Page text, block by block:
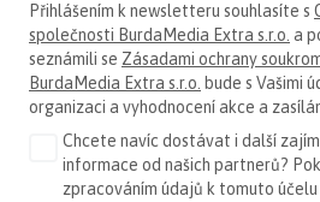
Přihlášením k newsletteru souhlasíte s
společnosti BurdaMedia Extra s.r.o. a
seznámili se Zásadami ochrany
BurdaMedia Extra s.r.o. bude s Vašimi
organizaci a vyhodnocení akce a
Chcete navíc dostávat i další
informace od našich partnerů?
zpracováním údajů k tomuto